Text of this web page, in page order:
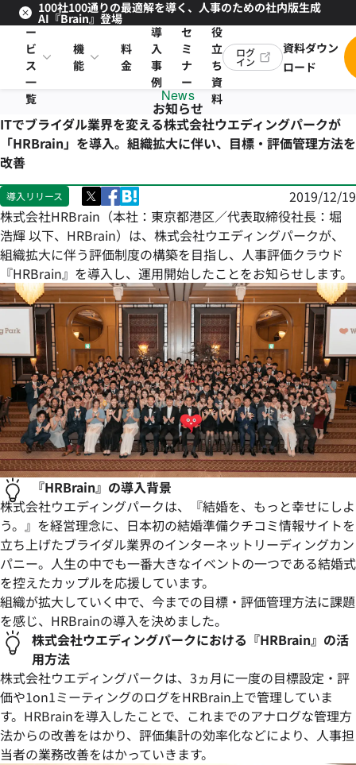
100社100通りの最適解を導く、人事のための社内版生成
AI『Brain』登場
サ
ー
ビ
ス
一
覧
機
能
料
金
導
入
事
例
セ
ミ
ナ
ー
お
役
立
ち
資
料
ログ
イン
資料ダウン
ロード
News
お知らせ
ITでブライダル業界を変える株式会社ウエディングパークが
「HRBrain」を導入。組織拡大に伴い、目標・評価管理方法を
改善
導入リリース
2019/12/19
株式会社HRBrain（本社：東京都港区／代表取締役社長：堀
浩輝 以下、HRBrain）は、株式会社ウエディングパークが、
組織拡大に伴う評価制度の構築を目指し、人事評価クラウド
『HRBrain』を導入し、運用開始したことをお知らせします。
『HRBrain』の導入背景
株式会社ウエディングパークは、『結婚を、もっと幸せにしよ
う。』を経営理念に、日本初の結婚準備クチコミ情報サイトを
立ち上げたブライダル業界のインターネットリーディングカン
パニー。人生の中でも一番大きなイベントの一つである結婚式
を控えたカップルを応援しています。
組織が拡大していく中で、今までの目標・評価管理方法に課題
を感じ、HRBrainの導入を決めました。
株式会社ウエディングパークにおける『HRBrain』の活
用方法
株式会社ウエディングパークは、3ヵ月に一度の目標設定・評
価や1on1ミーティングのログをHRBrain上で管理していま
す。HRBrainを導入したことで、これまでのアナログな管理方
法からの改善をはかり、評価集計の効率化などにより、人事担
当者の業務改善をはかっていきます。